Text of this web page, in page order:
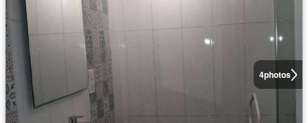
4photos